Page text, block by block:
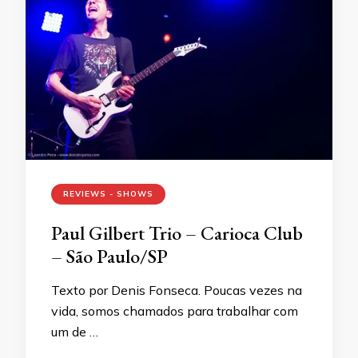
REVIEWS - SHOWS
Paul Gilbert Trio – Carioca Club
– São Paulo/SP
Texto por Denis Fonseca. Poucas vezes na
vida, somos chamados para trabalhar com
um de …